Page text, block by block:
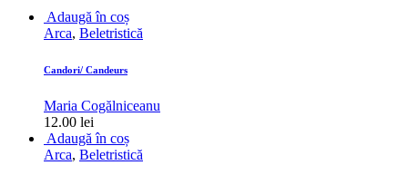
Adaugă în coș
Arca, Beletristică
Candori/ Candeurs
Maria Cogălniceanu
12.00 lei
Adaugă în coș
Arca, Beletristică